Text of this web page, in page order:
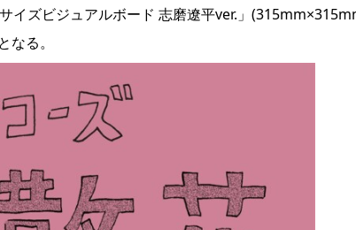
イズビジュアルボード 志磨遼平ver.」
る。